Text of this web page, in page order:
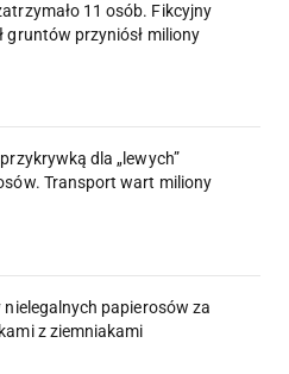
11 osób. Fikcyjny
gruntów przyniósł miliony
dla „lewych”
Transport wart miliony
nielegalnych papierosów za
z ziemniakami